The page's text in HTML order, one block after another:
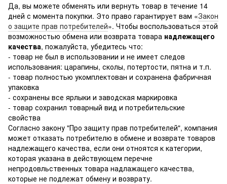
Да, вы можете обменять или вернуть товар в течение 14
дней с момента покупки. Это право гарантирует вам «Закон
о защите прав потребителей». Чтобы воспользоваться этой
возможностью обмена или возврата товара надлежащего
качества, пожалуйста, убедитесь что:
- товар не был в использовании и не имеет следов
использования: царапины, сколы, потертости, пятна и т.п.
- товар полностью укомплектован и сохранена фабричная
упаковка
- сохранены все ярлыки и заводская маркировка
- товар сохранил товарный вид и потребительские
свойства
Согласно закону "Про защиту прав потребителей", компания
может отказать потребителю в обмене и возврате товаров
надлежащего качества, если они отноятся к категории,
которая указана в действующем перечне
непродовльственных товара надлажащего качества,
которые не подлежат обмену и возврату.